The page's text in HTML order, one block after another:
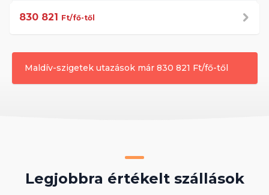
830 821 Ft/fő-től
Maldív-szigetek utazások már 830 821 Ft/fő-től
Legjobbra értékelt szállások